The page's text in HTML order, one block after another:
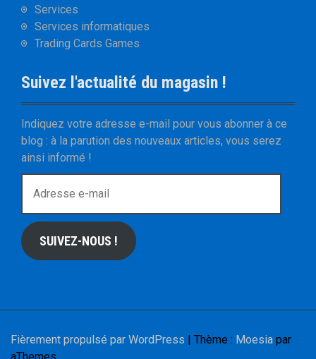
Services
Services informatiques
Trading Cards Games
Suivez l'actualité du magasin !
Indiquez votre adresse e-mail pour vous abonner à ce
blog : à la parution des nouveaux articles, vous serez
ainsi informé !
r
e
s
m
a
SUIVEZ-NOUS !
Fièrement propulsé par WordPress | Thème : Moesia par